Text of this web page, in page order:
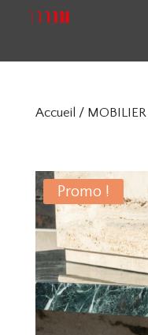
Accueil / MOBILIER
Promo !